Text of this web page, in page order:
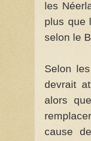
les
plus que
selon le
Selon
devrait
alors
cause